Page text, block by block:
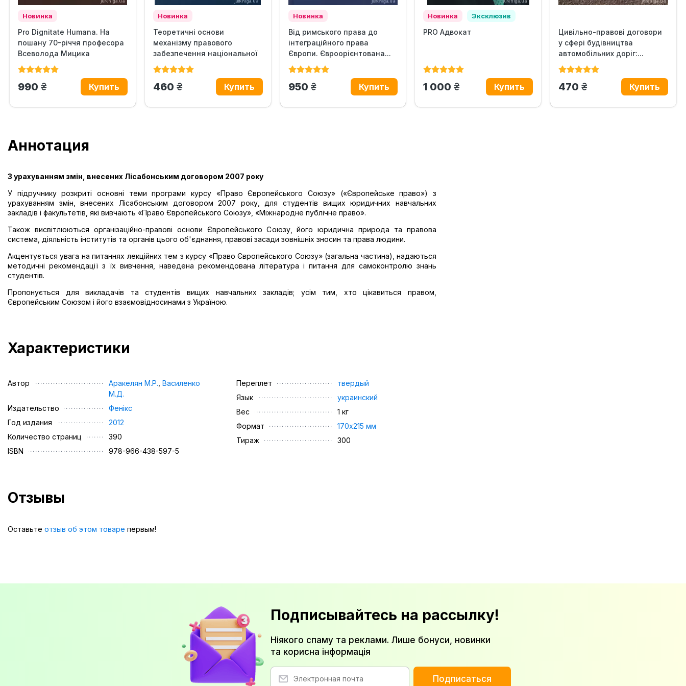
Новинка
Pro Dignitate Humana. На
пошану 70-річчя професора
Всеволода Мицика
990 грн.
Новинка
Теоретичні основи
механізму правового
забезпечення національної
безпеки...
460 грн.
Новинка
Від римського права до
інтеграційного права
Європи. Євроорієнтована...
950 грн.
Новинка Эксклюзив
PRO Адвокат
1 000 грн.
Цивільно-правові договори
у сфері будівництва
автомобільних доріг:...
470 грн.
Аннотация
З урахуванням змін, внесених Лісабонським договором 2007 року
У підручнику розкриті основні теми програми курсу «Право Європейського Союзу» («Європейське право») з
урахуванням змін, внесених Лісабонським договором 2007 року, для студентів вищих юридичних навчальних
закладів і факультетів, які вивчають «Право Європейського Союзу», «Міжнародне публічне право».
Також висвітлюються організаційно-правові основи Європейського Союзу, його юридична природа та правова
система, діяльність інститутів та органів цього об'єднання, правові засади зовнішніх зносин та права людини.
Акцентується увага на питаннях лекційних тем з курсу «Право Європейського Союзу» (загальна частина), надаються
методичні рекомендації з їх вивчення, наведена рекомендована література і питання для самоконтролю знань
студентів.
Пропонується для викладачів та студентів вищих навчальних закладів; усім тим, хто цікавиться правом,
Європейським Союзом і його взаємовідносинами з Україною.
Характеристики
Автор Аракелян М.Р. ,Василенко
М.Д.
Издательство
Фенікс
Год издания
2012
Количество страниц
390
ISBN
978-966-438-597-5
Переплет
твердый
Язык
украинский
Вес
1 кг
Формат
170х215 мм
Тираж
300
Отзывы
Оставьте отзыв об этом товаре первым!
Подписывайтесь на рассылку!
Ніякого спаму та реклами. Лише бонуси, новинки
та корисна інформація
Подписаться